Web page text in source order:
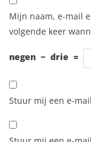
Mijn naam, e-mail
volgende keer
negen − drie =
Stuur mij een e-